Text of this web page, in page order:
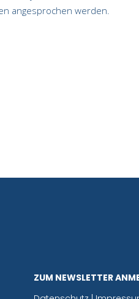
angesprochen werden.
ZUM NEWSLETTER